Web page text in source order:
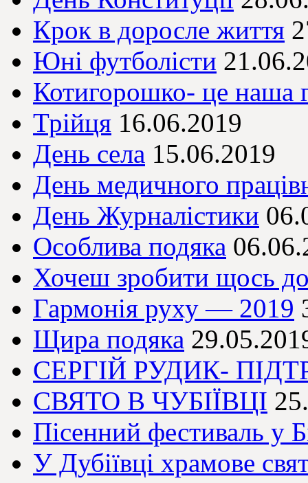
Крок в доросле життя
Юні футболісти
Котигорошко- це наша
Трійця 16.06.2019
День села 15.06.2019
День медичного
День Журналістики
Особлива подяка
Хочеш зробити щось
Гармонія руху — 2019
Щира подяка
СЕРГІЙ РУДИК-
СВЯТО В ЧУБІЇВЦІ
Пісенний фестиваль у
У Дубіївці храмове